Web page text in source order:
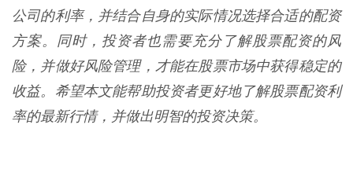
公司的利率，并结合自身的实际情况选择合适的配资
方案。同时，投资者也需要充分了解股票配资的风
险，并做好风险管理，才能在股票市场中获得稳定的
收益。希望本文能帮助投资者更好地了解股票配资利
率的最新行情，并做出明智的投资决策。